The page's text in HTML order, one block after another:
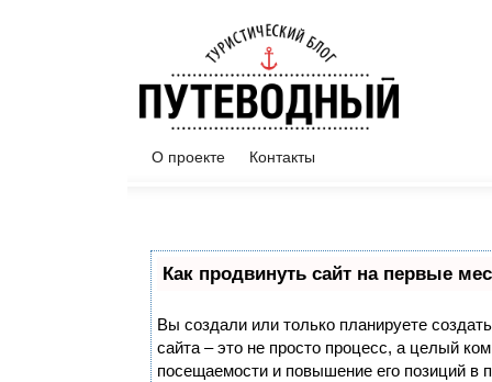
О проекте Контакты
Как продвинуть сайт на первые
Вы создали или только планируете
сайта – это не просто процесс, а целый
посещаемости и повышение его позиций в